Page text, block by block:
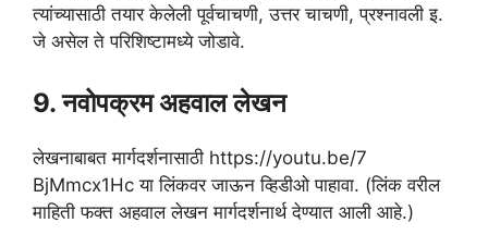
त्यांच्यासाठी तयार केलेली पूर्वचाचणी, उत्तर चाचणी, प्रश्नावली इ.
जे असेल ते परिशिष्टामध्ये जोडावे.
9. नवोपक्रम अहवाल लेखन
लेखनाबाबत मार्गदर्शनासाठी https://youtu.be/7
BjMmcx1Hc या लिंकवर जाऊन व्हिडीओ पाहावा. (लिंक वरील
माहिती फक्त अहवाल लेखन मार्गदर्शनार्थ देण्यात आली आहे.)